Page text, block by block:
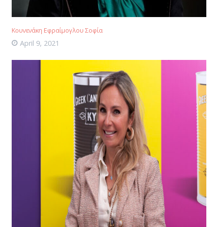
Κουνενάκη Εφραίμογλου Σοφία
April 9, 2021